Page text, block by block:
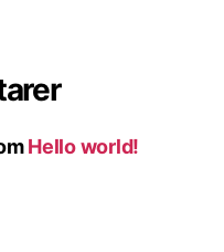
Hello world!